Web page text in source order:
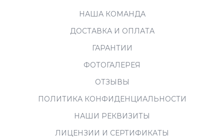
НАША КОМАНДА
ДОСТАВКА И ОПЛАТА
ГАРАНТИИ
ФОТОГАЛЕРЕЯ
ОТЗЫВЫ
ПОЛИТИКА КОНФИДЕНЦИАЛЬНОСТИ
НАШИ РЕКВИЗИТЫ
ЛИЦЕНЗИИ И СЕРТИФИКАТЫ